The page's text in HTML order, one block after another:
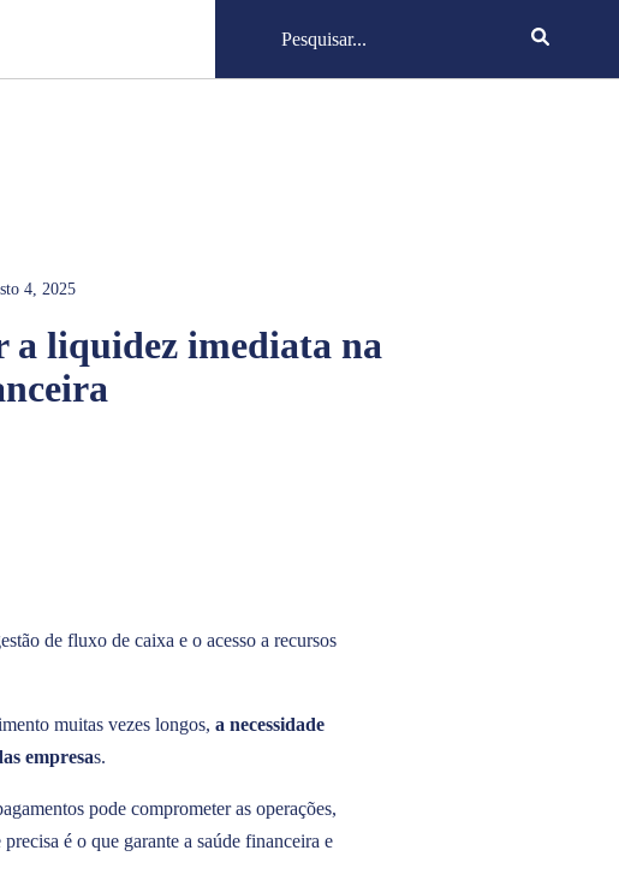
4, 2025
a liquidez imediata na
de fluxo de caixa e o acesso a recursos
muitas vezes longos, a necessidade
empresas.
pode comprometer as operações,
é o que garante a saúde financeira e